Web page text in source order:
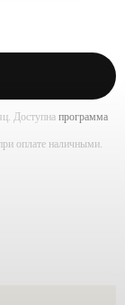
Доступна программа
оплате наличными.